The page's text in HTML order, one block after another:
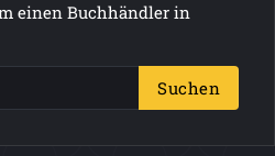
einen Buchhändler in
Suchen